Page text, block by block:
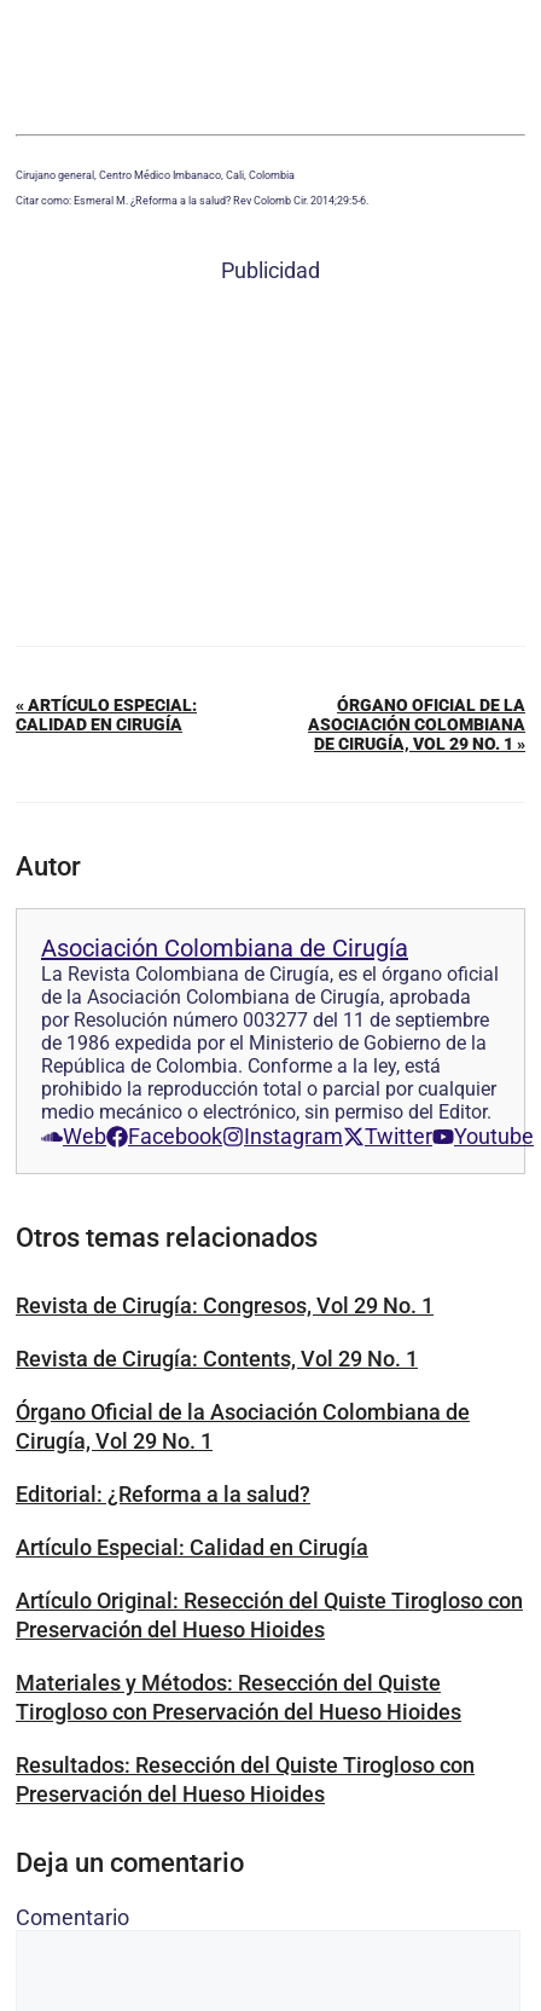
Cirujano general, Centro Médico Imbanaco, Cali, Colombia
Citar como: Esmeral M. ¿Reforma a la salud? Rev Colomb Cir. 2014;29:5-6.
Publicidad
« ARTÍCULO ESPECIAL:
CALIDAD EN CIRUGÍA
ÓRGANO OFICIAL DE LA
ASOCIACIÓN COLOMBIANA
DE CIRUGÍA, VOL 29 NO. 1 »
Autor
Asociación Colombiana de Cirugía
La Revista Colombiana de Cirugía, es el órgano oficial
de la Asociación Colombiana de Cirugía, aprobada
por Resolución número 003277 del 11 de septiembre
de 1986 expedida por el Ministerio de Gobierno de la
República de Colombia. Conforme a la ley, está
prohibido la reproducción total o parcial por cualquier
medio mecánico o electrónico, sin permiso del Editor.
Web Facebook Instagram Twitter Youtube
Otros temas relacionados
Revista de Cirugía: Congresos, Vol 29 No. 1
Revista de Cirugía: Contents, Vol 29 No. 1
Órgano Oficial de la Asociación Colombiana de
Cirugía, Vol 29 No. 1
Editorial: ¿Reforma a la salud?
Artículo Especial: Calidad en Cirugía
Artículo Original: Resección del Quiste Tirogloso con
Preservación del Hueso Hioides
Materiales y Métodos: Resección del Quiste
Tirogloso con Preservación del Hueso Hioides
Resultados: Resección del Quiste Tirogloso con
Preservación del Hueso Hioides
Deja un comentario
Comentario